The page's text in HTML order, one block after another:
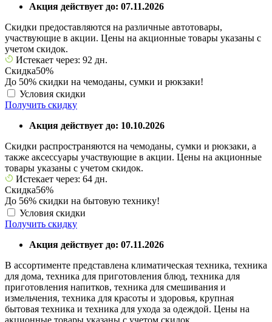
Акция действует до: 07.11.2026
Скидки предоставляются на различные автотовары,
участвующие в акции. Цены на акционные товары указаны с
учетом скидок.
Истекает через: 92 дн.
Скидка50%
До 50% скидки на чемоданы, сумки и рюкзаки!
Условия скидки
Получить скидку
Акция действует до: 10.10.2026
Скидки распространяются на чемоданы, сумки и рюкзаки, а
также аксессуары участвующие в акции. Цены на акционные
товары указаны с учетом скидок.
Истекает через: 64 дн.
Скидка56%
До 56% скидки на бытовую технику!
Условия скидки
Получить скидку
Акция действует до: 07.11.2026
В ассортименте представлена климатическая техника, техника
для дома, техника для приготовления блюд, техника для
приготовления напитков, техника для смешивания и
измельчения, техника для красоты и здоровья, крупная
бытовая техника и техника для ухода за одеждой. Цены на
акционные товары указаны с учетом скидок.